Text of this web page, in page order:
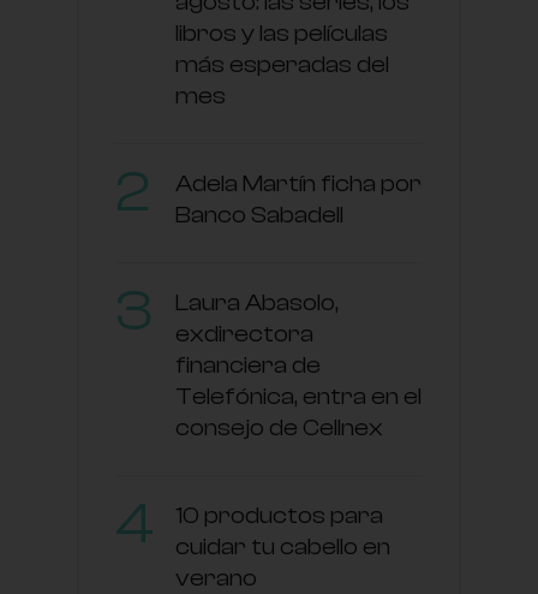
libros y las películas
más esperadas del
mes
Adela Martín ficha por
Banco Sabadell
Laura Abasolo,
exdirectora
financiera de
Telefónica, entra en el
consejo de Cellnex
10 productos para
cuidar tu cabello en
verano